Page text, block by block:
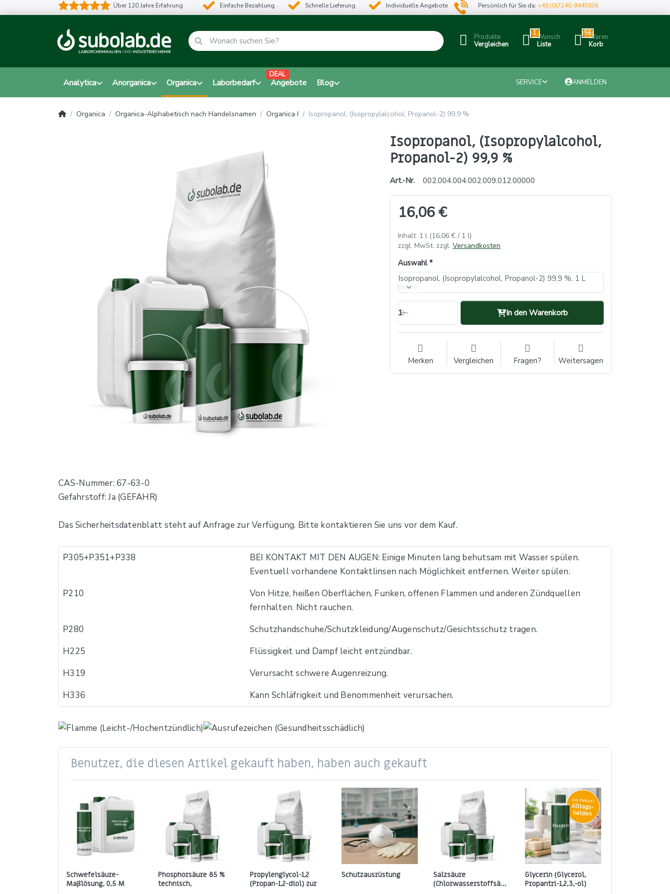
Über 120 Jahre Erfahrung Einfache Bezahlung Schnelle Lieferung Individuelle Angebote Persönlich für Sie da:+49 (0)7240-9445836
Produkte
Vergleichen
1Wunsch
Liste
56Waren
Korb
Analytica Anorganica Organica Laborbedarf Angebote
DEAL
Blog SERVICE ANMELDEN
Organica Organica-Alphabetisch nach Handelsnamen Organica I Isopropanol, (Isopropylalcohol, Propanol-2) 99,9 %
Isopropanol, (Isopropylalcohol,
Propanol-2) 99,9 %
Art.-Nr. 002.004.004.002.009.012.00000
16,06 €
Inhalt: 1 l (16,06 € / 1 l)
zzgl. MwSt. zzgl. Versandkosten
Auswahl
Isopropanol, (Isopropylalcohol, Propanol-2) 99,9 %, 1 L
1 In den Warenkorb
Merken Vergleichen Fragen? Weitersagen
CAS-Nummer: 67-63-0
Gefahrstoff: Ja (GEFAHR)
Das Sicherheitsdatenblatt steht auf Anfrage zur Verfügung. Bitte kontaktieren Sie uns vor dem Kauf.
P305+P351+P338
BEI KONTAKT MIT DEN AUGEN: Einige Minuten lang behutsam mit Wasser spülen.
Eventuell vorhandene Kontaktlinsen nach Möglichkeit entfernen. Weiter spülen.
P210
Von Hitze, heißen Oberflächen, Funken, offenen Flammen und anderen Zündquellen
fernhalten. Nicht rauchen.
P280
Schutzhandschuhe/Schutzkleidung/Augenschutz/Gesichtsschutz tragen.
H225
Flüssigkeit und Dampf leicht entzündbar.
H319
Verursacht schwere Augenreizung.
H336
Kann Schläfrigkeit und Benommenheit verursachen.
Benutzer, die diesen Artikel gekauft haben, haben auch gekauft
Schwefelsäure-
Maßlösung, 0,5 M
Phosphorsäure 85 %
technisch,
Propylenglycol-1,2
(Propan-1,2-diol) zur
Schutzausrüstung
Salzsäure
(Chlorwasserstoffsäure,
Glycerin (Glycerol,
Propantri-1,2,3,-ol)